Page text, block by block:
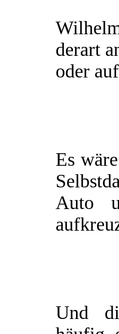
derart
oder
Es
Auto
Und